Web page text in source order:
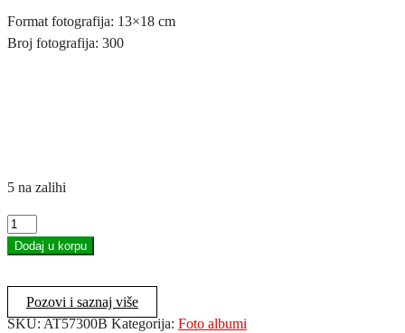
Format fotografija: 13×18 cm
Broj fotografija: 300
5 na zalihi
Foto
album
BLUE
količina
Dodaj u korpu
Pozovi i saznaj više
SKU: AT57300B Kategorija: Foto albumi